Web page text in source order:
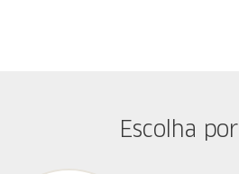
Escolha por